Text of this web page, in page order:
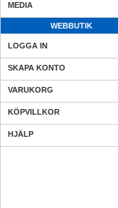
MEDIA
WEBBUTIK
LOGGA IN
SKAPA KONTO
VARUKORG
KÖPVILLKOR
HJÄLP